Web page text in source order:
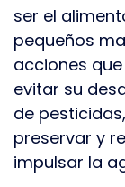
ser el
pequeños
acciones
evitar su
de
preservar y
impulsar la